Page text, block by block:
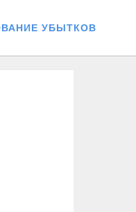
УБЫТКОВ